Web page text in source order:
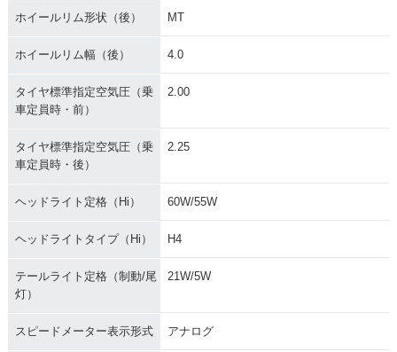
ホイールリム形状（後） MT
ホイールリム幅（後） 4.0
タイヤ標準指定空気圧（乗
車定員時・前）
2.00
タイヤ標準指定空気圧（乗
車定員時・後）
2.25
ヘッドライト定格（Hi） 60W/55W
ヘッドライトタイプ（Hi） H4
テールライト定格（制動/尾
灯）
21W/5W
スピードメーター表示形式 アナログ